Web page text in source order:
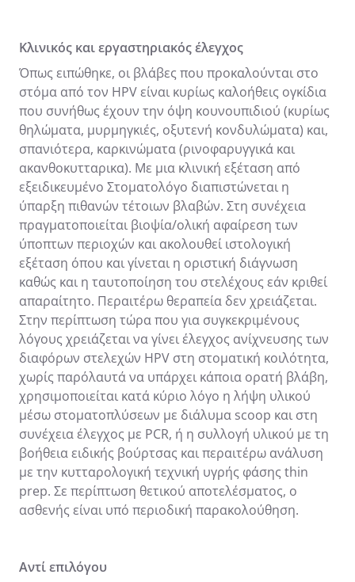
Κλινικός και εργαστηριακός έλεγχος
Όπως ειπώθηκε, οι βλάβες που προκαλούνται στο
στόμα από τον HPV είναι κυρίως καλοήθεις ογκίδια
που συνήθως έχουν την όψη κουνουπιδιού (κυρίως
θηλώματα, μυρμηγκιές, οξυτενή κονδυλώματα) και,
σπανιότερα, καρκινώματα (ρινοφαρυγγικά και
ακανθοκυτταρικα). Με μια κλινική εξέταση από
εξειδικευμένο Στοματολόγο διαπιστώνεται η
ύπαρξη πιθανών τέτοιων βλαβών. Στη συνέχεια
πραγματοποιείται βιοψία/ολική αφαίρεση των
ύποπτων περιοχών και ακολουθεί ιστολογική
εξέταση όπου και γίνεται η οριστική διάγνωση
καθώς και η ταυτοποίηση του στελέχους εάν κριθεί
απαραίτητο. Περαιτέρω θεραπεία δεν χρειάζεται.
Στην περίπτωση τώρα που για συγκεκριμένους
λόγους χρειάζεται να γίνει έλεγχος ανίχνευσης των
διαφόρων στελεχών HPV στη στοματική κοιλότητα,
χωρίς παρόλαυτά να υπάρχει κάποια ορατή βλάβη,
χρησιμοποιείται κατά κύριο λόγο η λήψη υλικού
μέσω στοματοπλύσεων με διάλυμα scoop και στη
συνέχεια έλεγχος με PCR, ή η συλλογή υλικού με τη
βοήθεια ειδικής βούρτσας και περαιτέρω ανάλυση
με την κυτταρολογική τεχνική υγρής φάσης thin
prep. Σε περίπτωση θετικού αποτελέσματος, ο
ασθενής είναι υπό περιοδική παρακολούθηση.
Αντί επιλόγου